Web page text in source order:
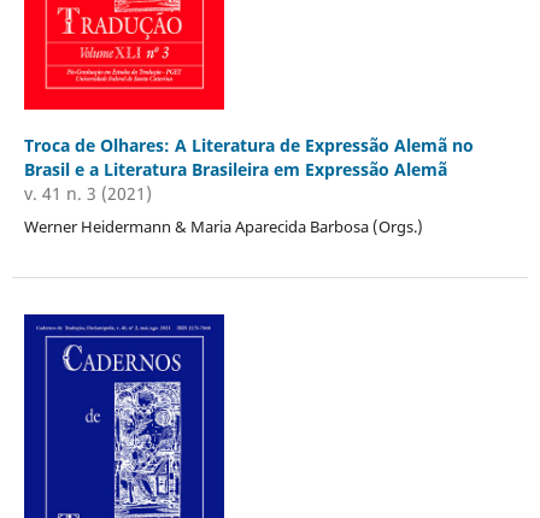
Troca de Olhares: A Literatura de Expressão Alemã no
Brasil e a Literatura Brasileira em Expressão Alemã
v. 41 n. 3 (2021)
Werner Heidermann & Maria Aparecida Barbosa (Orgs.)